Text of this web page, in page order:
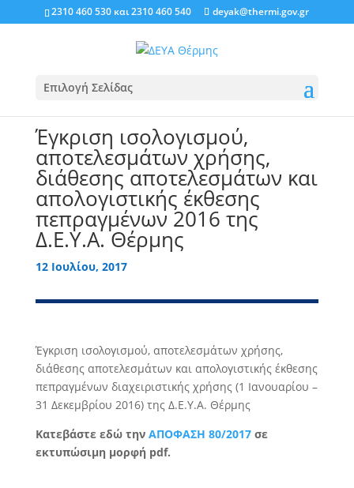
2310 460 530 και2310 460 540 deyak@thermi.gov.gr
Επιλογή Σελίδας
Έγκριση ισολογισμού,
αποτελεσμάτων χρήσης,
διάθεσης αποτελεσμάτων και
απολογιστικής έκθεσης
πεπραγμένων 2016 της
Δ.Ε.Υ.Α. Θέρμης
12 Ιουλίου, 2017
Έγκριση ισολογισμού, αποτελεσμάτων χρήσης,
διάθεσης αποτελεσμάτων και απολογιστικής έκθεσης
πεπραγμένων διαχειριστικής χρήσης (1 Ιανουαρίου –
31 Δεκεμβρίου 2016) της Δ.Ε.Υ.Α. Θέρμης
Κατεβάστε εδώ την ΑΠΟΦΑΣΗ 80/2017σε
εκτυπώσιμη μορφή pdf.